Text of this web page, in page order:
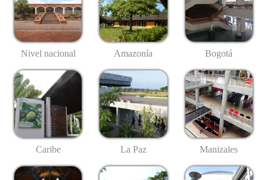
Nivel nacional Amazonía Bogotá
Caribe La Paz Manizales